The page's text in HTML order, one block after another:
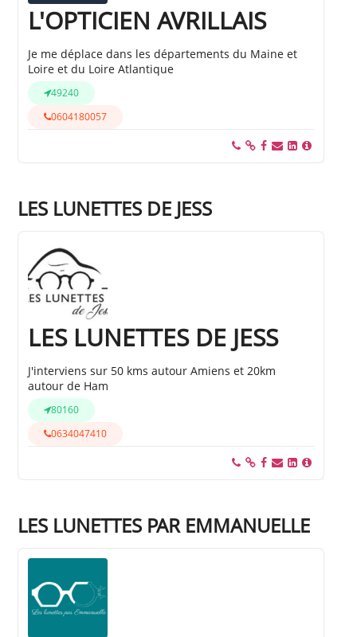
L'OPTICIEN AVRILLAIS
Je me déplace dans les départements du Maine et
Loire et du Loire Atlantique
49240
0604180057
LES LUNETTES DE JESS
LES LUNETTES DE JESS
J'interviens sur 50 kms autour Amiens et 20km
autour de Ham
80160
0634047410
LES LUNETTES PAR EMMANUELLE